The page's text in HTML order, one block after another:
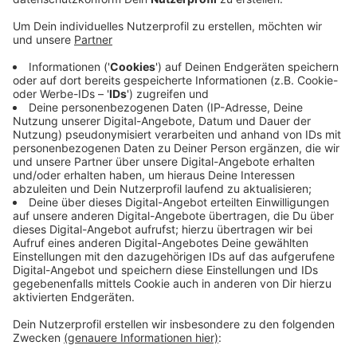
120 in Willich, 111,32 in Krefeld, 108 in Tönisvorst und
102 in Nettetal - das sind die teuersten vier
Kommunen für Hundehalter bei uns am Niederrhein. In
allen anderen Orten fallen entweder genau 100 oder
rund 80 Euro Hundesteuer an. Über die Höhe der
Hundesteuer können die Kommunen selbst
entscheiden - hier gibt es keine Vorgaben oder
Richtwerte. Die höchste Summe in NRW zahlen mit
180 Euro Hundebesitzer aus Hagen - in Verl fallen
24,60 Euro an. Ahlen ist die einzige Kommune in NRW,
die gar keine Hundesteuer erhebt.
Anzeige